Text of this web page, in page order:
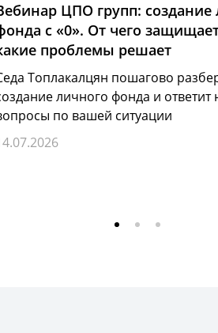
ЦПО групп: создание
с «0». От чего
проблемы решает
Топлакалцян пошагово
личного фонда и ответит
по вашей ситуации